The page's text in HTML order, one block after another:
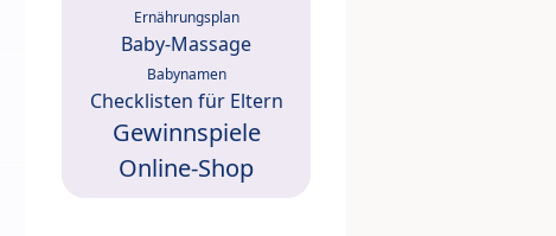
Ernährungsplan
Baby-Massage
Babynamen
Checklisten für Eltern
Gewinnspiele
Online-Shop